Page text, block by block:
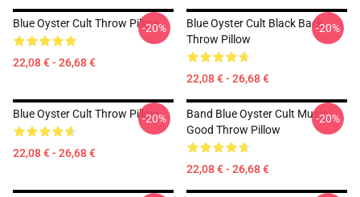
Blue Oyster Cult Throw Pillow
22,08 € - 26,68 €
-20%
Blue Oyster Cult Black Back
Throw Pillow
22,08 € - 26,68 €
-20%
Blue Oyster Cult Throw Pillow
22,08 € - 26,68 €
-20%
Band Blue Oyster Cult Music
Good Throw Pillow
22,08 € - 26,68 €
-20%